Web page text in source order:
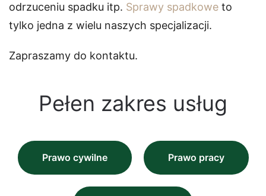
odrzuceniu spadku itp. Sprawy spadkowe to
tylko jedna z wielu naszych specjalizacji.
Zapraszamy do kontaktu.
Pełen zakres usług
Prawo cywilne Prawo pracy